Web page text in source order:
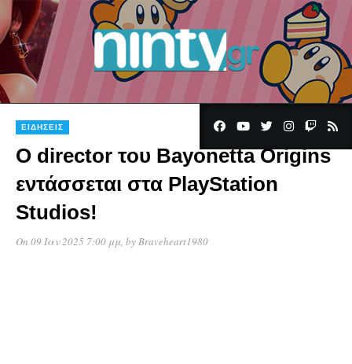
ΕΙΔΉΣΕΙΣ
Ο director του Bayonetta Origins
εντάσσεται στα PlayStation
Studios!
On 09 Ιαν 2025 7:00 μμ, byBraveheart1980